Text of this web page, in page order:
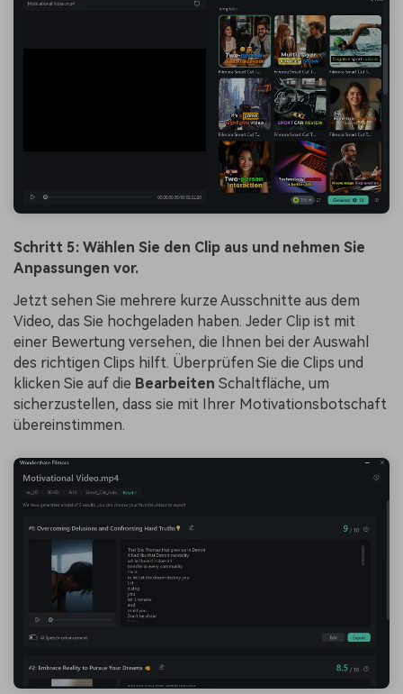
Schritt 5: Wählen Sie den Clip aus und nehmen Sie
Anpassungen vor.
Jetzt sehen Sie mehrere kurze Ausschnitte aus dem
Video, das Sie hochgeladen haben. Jeder Clip ist mit
einer Bewertung versehen, die Ihnen bei der Auswahl
des richtigen Clips hilft. Überprüfen Sie die Clips und
klicken Sie auf die Bearbeiten Schaltfläche, um
sicherzustellen, dass sie mit Ihrer Motivationsbotschaft
übereinstimmen.